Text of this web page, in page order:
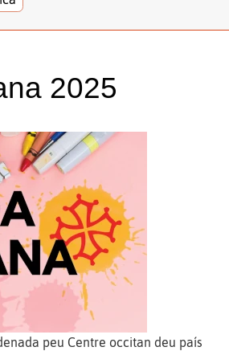
2025
peu Centre occitan deu país